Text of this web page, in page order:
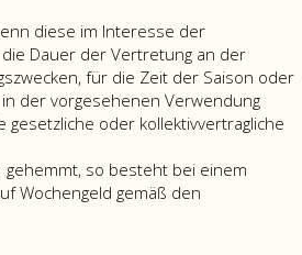
diese im Interesse der
Dauer der Vertretung an der
für die Zeit der Saison oder
der vorgesehenen Verwendung
oder kollektivvertragliche
so besteht bei einem
Wochengeld gemäß den